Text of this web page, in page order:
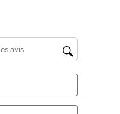
d'avis